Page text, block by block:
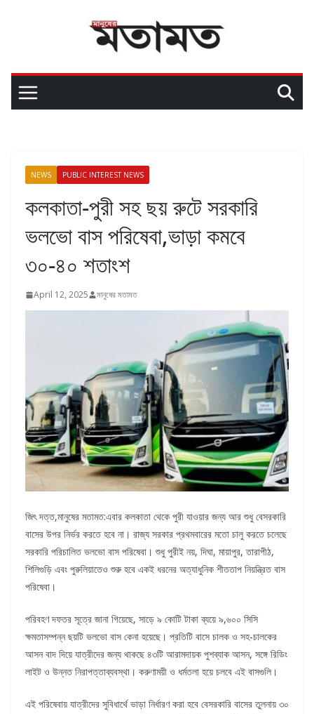
NEWS PUBLIC INTEREST NEWS
কলকাতা-পুরী সহ ছয় রুটে সরকারি
ভলভো বাস পরিষেবা,ভাড়া কমবে
৩০-৪০ শতাংশ
April 12, 2025 মানুষের মতামত
জিৎ দত্ত,মানুষের মতামত:এবার কলকাতা থেকে পুরী যাওয়ার জন্য আর শুধু বেসরকারি
বাসের উপর নির্ভর করতে হবে না। রাজ্য সরকার প্রথমবারের মতো চালু করতে চলেছে
সরকারি পরিচালিত ভলভো বাস পরিষেবা। শুধু পুরীই নয়, দিঘা, মায়াপুর, তারাপীঠ,
শিলিগুড়ি এবং পুরুলিয়াতেও শুরু হবে একই ধরনের অত্যাধুনিক শীততাপ নিয়ন্ত্রিত বাস
পরিষেবা।
পরিবহণ দফতর সূত্রে জানা গিয়েছে, সাড়ে ৯ কোটি টাকা ব্যয়ে ৯,৬০০ সিসি
ক্ষমতাসম্পন্ন ছয়টি ভলভো বাস কেনা হয়েছে। প্রতিটি বাসে চালক ও সহ-চালকের
আসন বাদ দিয়ে যাত্রীদের জন্য থাকছে ৪৩টি আরামদায়ক পুশব্যাক আসন, সঙ্গে রিডিং
লাইট ও উন্নত নিরাপত্তাব্যবস্থা। করুণাময়ী ও ধর্মতলা হয়ে চলবে এই বাসগুলি।
এই পরিষেবায় যাত্রীদের সুবিধার্থে ভাড়া নির্ধারণ করা হবে বেসরকারি বাসের তুলনায় ৩০